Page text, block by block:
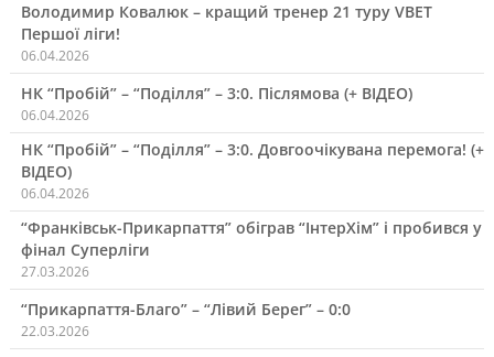
Володимир Ковалюк – кращий тренер 21 туру VBET
Першої ліги!
06.04.2026
НК “Пробій” – “Поділля” – 3:0. Післямова (+ ВІДЕО)
06.04.2026
НК “Пробій” – “Поділля” – 3:0. Довгоочікувана перемога! (+
ВІДЕО)
06.04.2026
“Франківськ-Прикарпаття” обіграв “ІнтерХім” і пробився у
фінал Суперліги
27.03.2026
“Прикарпаття-Благо” – “Лівий Берег” – 0:0
22.03.2026